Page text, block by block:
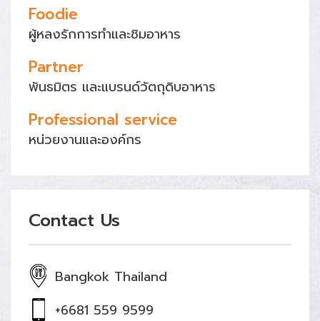
Foodie
ผู้หลงรักการทำและชิมอาหาร
Partner
พันธมิตร และแบรนด์วัตถุดิบอาหาร
Professional service
หน่วยงานและองค์กร
Contact Us
Bangkok Thailand
+6681 559 9599